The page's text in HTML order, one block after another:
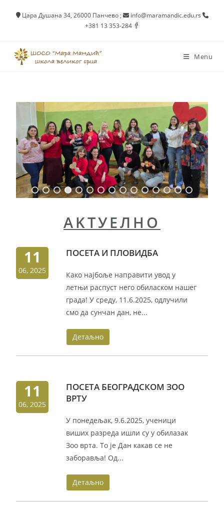
Цара Душана 34, 26000 Панчево;
info@maramandic.edu.rs
+381 13 353-284
Menu
AKTУEЛНО
11
06, 2025
ПОСЕТА И ПЛОВИДБА
Како најбоље направити увод у
летњи распуст него обиласком нашег
града! У среду, 11.6.2025, одлучили
смо да сунчан дан, не...
Детаљно
11
06, 2025
ПОСЕТА БЕОГРАДСКОМ ЗОО
ВРТУ
У понедељак, 9.6.2025, ученици
виших разреда ишли су у обилазак
Зоо врта. То је Дан какав се не
заборавља! Од...
Детаљно